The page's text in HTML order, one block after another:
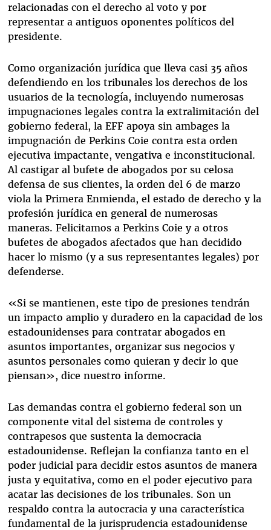
relacionadas con el derecho al voto y por
representar a antiguos oponentes políticos del
presidente.
Como organización jurídica que lleva casi 35 años
defendiendo en los tribunales los derechos de los
usuarios de la tecnología, incluyendo numerosas
impugnaciones legales contra la extralimitación del
gobierno federal, la EFF apoya sin ambages la
impugnación de Perkins Coie contra esta orden
ejecutiva impactante, vengativa e inconstitucional.
Al castigar al bufete de abogados por su celosa
defensa de sus clientes, la orden del 6 de marzo
viola la Primera Enmienda, el estado de derecho y la
profesión jurídica en general de numerosas
maneras. Felicitamos a Perkins Coie y a otros
bufetes de abogados afectados que han decidido
hacer lo mismo (y a sus representantes legales) por
defenderse.
«Si se mantienen, este tipo de presiones tendrán
un impacto amplio y duradero en la capacidad de los
estadounidenses para contratar abogados en
asuntos importantes, organizar sus negocios y
asuntos personales como quieran y decir lo que
piensan», dice nuestro informe.
Las demandas contra el gobierno federal son un
componente vital del sistema de controles y
contrapesos que sustenta la democracia
estadounidense. Reflejan la confianza tanto en el
poder judicial para decidir estos asuntos de manera
justa y equitativa, como en el poder ejecutivo para
acatar las decisiones de los tribunales. Son un
respaldo contra la autocracia y una característica
fundamental de la jurisprudencia estadounidense